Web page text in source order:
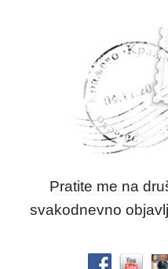
Pratite me na
svakodnevno